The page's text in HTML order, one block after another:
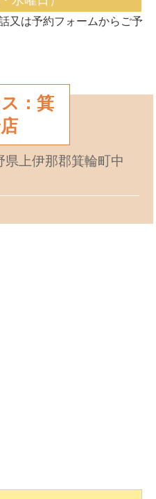
又は予約フォームからご予
：箕
上伊那郡箕輪町中